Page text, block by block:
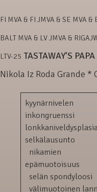
FI MVA & FI JMVA & SE MVA &
BALT MVA & LV JMVA &
LTV-25 TASTAWAY’S
Nikola Iz Roda Grande *
kyynärnivelen
inkongruenssi
selkälausunto
nikamien
epämuotoisuus
selän spondyloosi
välimuotoinen